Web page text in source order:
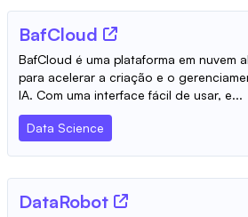
BafCloud
BafCloud é uma plataforma em nuvem
para acelerar a criação e o
IA. Com uma interface fácil de usar, e...
Data Science
DataRobot